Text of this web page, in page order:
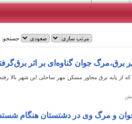
جستجو:
تیر برق،مرگ جوان گناوه‌ای بر اثر
که از پایه برق مجاور مسکن مهر ساحلی این شهر بالا
و مرگ وی در دشتستان هنگام